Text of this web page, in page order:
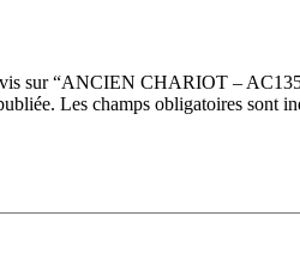
sur “ANCIEN CHARIOT –
Les champs obligatoires sont